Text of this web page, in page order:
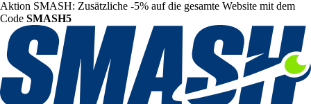
Aktion SMASH: Zusätzliche -5% auf die gesamte Website mit dem
Code SMASH5